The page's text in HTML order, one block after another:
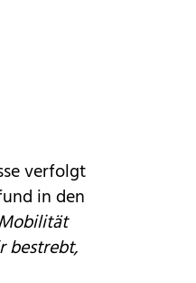
verfolgt
in den
bestrebt,